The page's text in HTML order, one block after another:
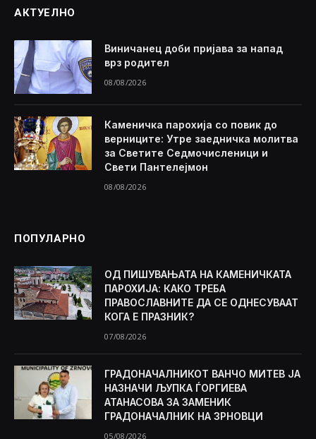
АКТУЕЛНО
Виничанец доби пријава за напад
врз родител
08/08/2026
Каменичка парохија со повик до
верниците: Утре заедничка молитва
за Светите Седмочисленици и
Свети Пантелејмон
08/08/2026
ПОПУЛАРНО
ОД ПИШУВАЊАТА НА КАМЕНИЧКАТА
ПАРОХИЈА: КАКО ТРЕБА
ПРАВОСЛАВНИТЕ ДА СЕ ОДНЕСУВААТ
КОГА Е ПРАЗНИК?
07/08/2026
ГРАДОНАЧАЛНИКОТ ВАНЧО МИТЕВ ЈА
НАЗНАЧИ ЉУПКА ЃОРГИЕВА
АТАНАСОВА ЗА ЗАМЕНИК
ГРАДОНАЧАЛНИК НА ЗРНОВЦИ
05/08/2026